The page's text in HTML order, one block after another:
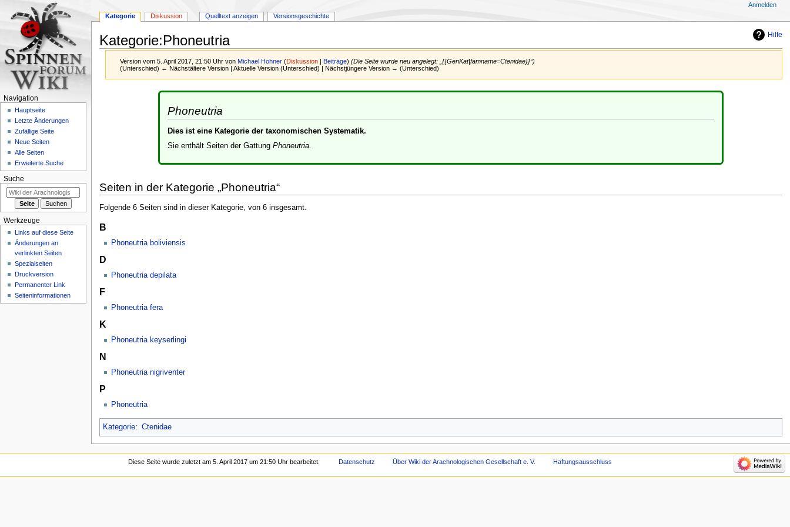
Hilfe
Kategorie:Phoneutria
Version vom 5. April 2017, 21:50 Uhr von Michael Hohner (Diskussion Beiträge) (Die Seite wurde neu angelegt: „{{GenKat|famname=Ctenidae}}“)
(Unterschied) ← Nächstältere Version | Aktuelle Version (Unterschied) | Nächstjüngere Version → (Unterschied)
Phoneutria
Dies ist eine Kategorie der taxonomischen Systematik.
Sie enthält Seiten der Gattung Phoneutria.
Seiten in der Kategorie „Phoneutria“
Folgende 6 Seiten sind in dieser Kategorie, von 6 insgesamt.
B
Phoneutria boliviensis
D
Phoneutria depilata
F
Phoneutria fera
K
Phoneutria keyserlingi
N
Phoneutria nigriventer
P
Phoneutria
Kategorie: Ctenidae
Kategorie Diskussion Quelltext anzeigen Versionsgeschichte
Anmelden
Navigation
Hauptseite
Letzte Änderungen
Zufällige Seite
Neue Seiten
Alle Seiten
Erweiterte Suche
Suche
Werkzeuge
Links auf diese Seite
Änderungen an
verlinkten Seiten
Spezialseiten
Druckversion
Permanenter Link
Seiten­­informationen
Diese Seite wurde zuletzt am 5. April 2017 um 21:50 Uhr bearbeitet. Datenschutz Über Wiki der Arachnologischen Gesellschaft e. V. Haftungsausschluss